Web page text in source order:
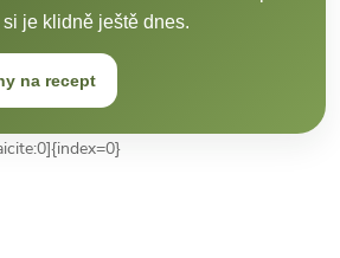
je klidně ještě dnes.
na recept